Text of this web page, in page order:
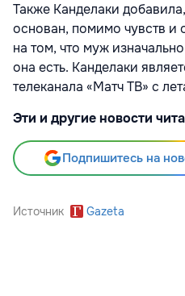
Также Канделаки
основан, помимо чувств
на том, что муж
она есть. Канделаки
телеканала «Матч ТВ» с
Эти и другие новости
Подпишитесь на
Источник Gazeta